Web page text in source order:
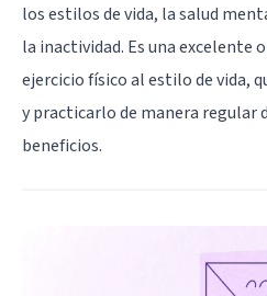
los estilos de vida, la salud
la inactividad. Es una excelente
ejercicio físico al estilo de vida,
y practicarlo de manera regular
beneficios.